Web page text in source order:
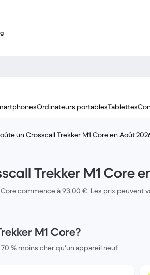
Ordinateurs portablesTablettes
un Crosscall Trekker M1 Core en Août
Trekker M1 Core
Core commence à 93,00 €. Les prix
M1 Core?
% moins cher qu'un appareil neuf.